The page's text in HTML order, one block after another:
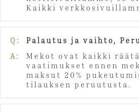
Kaikki
Q:
Palautus ja vaihto,
A:
Mekot ovat kaikki
vaatimukset ennen
maksut 20%
tilauksen peruutusta.